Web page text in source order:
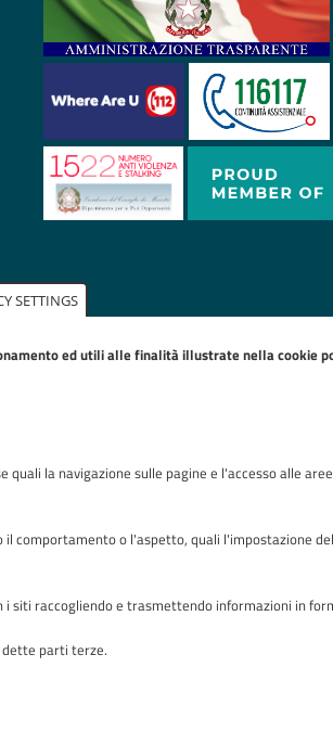
SETTINGS
ed utili alle finalità illustrate nellacookie
la navigazione sulle pagine e l'accesso alle
comportamento o l'aspetto, quali l'impostazione
siti raccogliendo e trasmettendo informazioni in
parti terze.
i diritti riservati